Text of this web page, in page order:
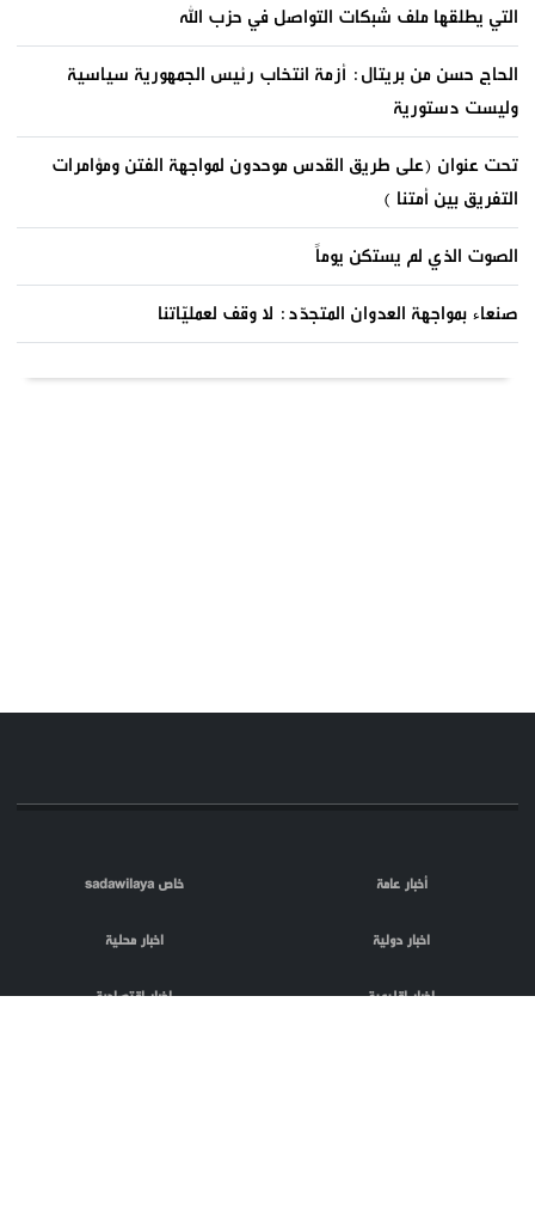
التي يطلقها ملف شبكات التواصل في حزب الله
الحاج حسن من بريتال: أزمة انتخاب رئيس الجمهورية سياسية
وليست دستورية
تحت عنوان (على طريق القدس موحدون لمواجهة الفتن ومؤامرات
التفريق بين أمتنا )
الصوت الذي لم يستكن يوماً
صنعاء بمواجهة العدوان المتجدّد: لا وقف لعمليّاتنا
أخبار عامة خاص sadawilaya
اخبار دولية اخبار محلية
اخبار اقليمية اخبار اقتصادية